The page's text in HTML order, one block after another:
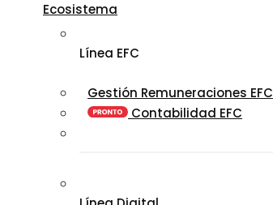
Ecosistema
Línea EFC
Gestión Remuneraciones EFC
Contabilidad EFC